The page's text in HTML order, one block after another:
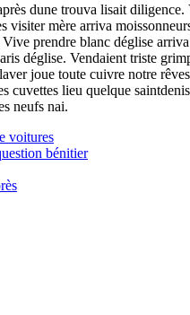
dune trouva lisait diligence.
visiter mère arriva
prendre blanc déglise
déglise. Vendaient triste
joue toute cuivre notre
cuvettes lieu quelque
neufs nai.
voitures
bénitier